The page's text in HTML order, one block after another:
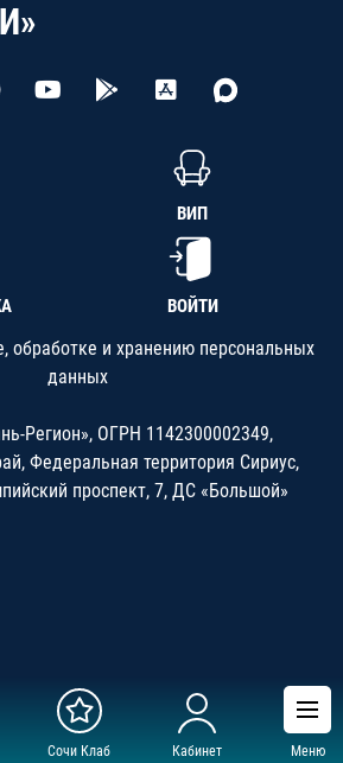
Сочи Клаб Кабинет Меню
ВИП
ВОЙТИ
обработке и хранению персональных
данных
Регион», ОГРН 1142300002349,
Федеральная территория Сириус,
проспект, 7, ДС «Большой»